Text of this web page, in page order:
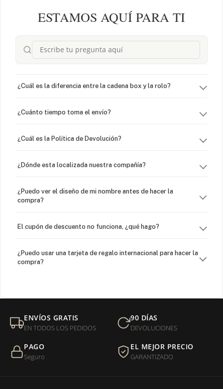
ESTAMOS AQUÍ PARA TI
¿Cuál es la diferencia entre la cadena box y la rolo?
¿Cuánto tiempo toma el envío?
¿Cuál es la Política de Devolución?
¿Dónde esta localizada nuestra compañía?
¿Puedo ver el diseño de mi nombre antes de hacer la
compra?
El cupón de descuento no funciona, ¿qué hago?
¿Puedo usar una tarjeta de regalo internacional para hacer la
compra?
Mi orden fue devuelta por USPS, ¿qué hago para que sea
entregada?
¿Sus productos son libres de níquel?
ENVÍOS GRATIS
EN TODOS LOS PEDIDOS
90 DÍAS
DEVOLUCIONES
PAGO
Seguro
EL MEJOR PRECIO
GARANTIZADO